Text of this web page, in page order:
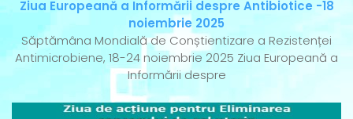
Ziua Europeană a Informării despre Antibiotice -18
noiembrie 2025
Săptămâna Mondială de Conștientizare a Rezistenței
Antimicrobiene, 18-24 noiembrie 2025 Ziua Europeană a
Informării despre